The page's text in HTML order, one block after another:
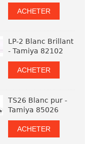
ACHETER
LP-2 Blanc Brillant
- Tamiya 82102
ACHETER
TS26 Blanc pur -
Tamiya 85026
ACHETER